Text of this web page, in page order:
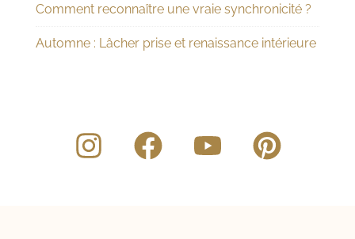
Comment reconnaître une vraie synchronicité ?
Automne : Lâcher prise et renaissance intérieure